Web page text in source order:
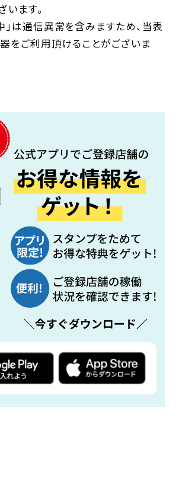
います。
は通信異常を含みますため、当表
をご利用頂けることがございま